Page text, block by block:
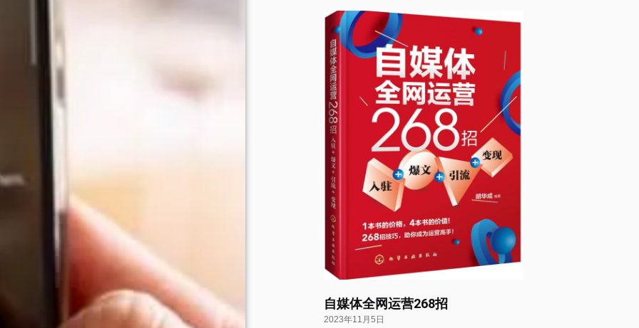
自媒体全网运营268招
2023年11月5日